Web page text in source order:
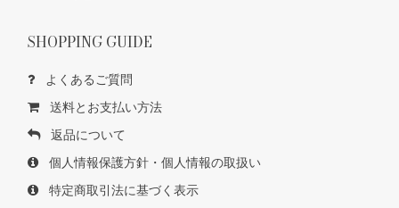
SHOPPING GUIDE
よくあるご質問
送料とお支払い方法
返品について
個人情報保護方針・個人情報の取扱い
特定商取引法に基づく表示